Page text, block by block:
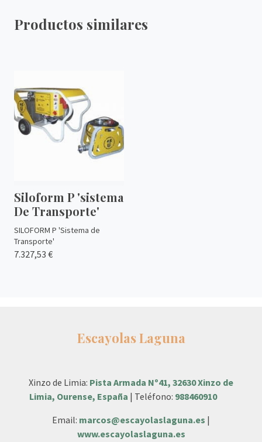
Productos similares
Siloform P 'sistema
De Transporte'
SILOFORM P 'Sistema de
Transporte'
7.327,53 €
Escayolas Laguna
Xinzo de Limia: Pista Armada Nº41, 32630 Xinzo de
Limia, Ourense, España | Teléfono: 988460910
Email: marcos@escayolaslaguna.es |
www.escayolaslaguna.es